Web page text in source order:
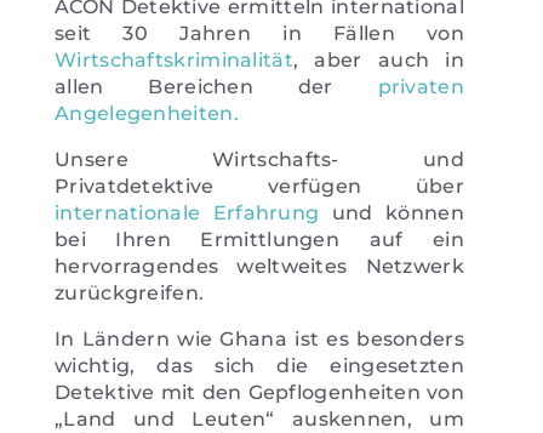
ACON Detektive ermitteln international
seit 30 Jahren in Fällen von
Wirtschaftskriminalität, aber auch in
allen Bereichen der privaten
Angelegenheiten.
Unsere Wirtschafts- und
Privatdetektive verfügen über
internationale Erfahrung
und können
bei Ihren Ermittlungen auf ein
hervorragendes weltweites Netzwerk
zurückgreifen.
In Ländern wie Ghana ist es besonders
wichtig, das sich die eingesetzten
Detektive mit den Gepflogenheiten von
„Land und Leuten“ auskennen, um